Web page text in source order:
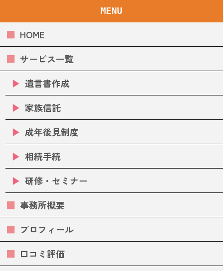
MENU
HOME
サービス一覧
遺言書作成
家族信託
成年後見制度
相続手続
研修・セミナー
事務所概要
プロフィール
口コミ評価